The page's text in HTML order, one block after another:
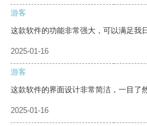
游客
这款软件的功能非常强大，可以满足我
2025-01-16
游客
这款软件的界面设计非常简洁，一目了然
2025-01-16